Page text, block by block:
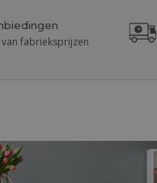
fabrieksprijzen